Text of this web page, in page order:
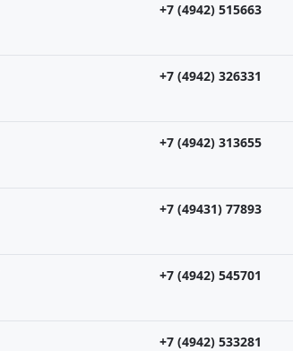
+7 (4942) 515663
+7 (4942) 326331
+7 (4942) 313655
+7 (49431) 77893
+7 (4942) 545701
+7 (4942) 533281